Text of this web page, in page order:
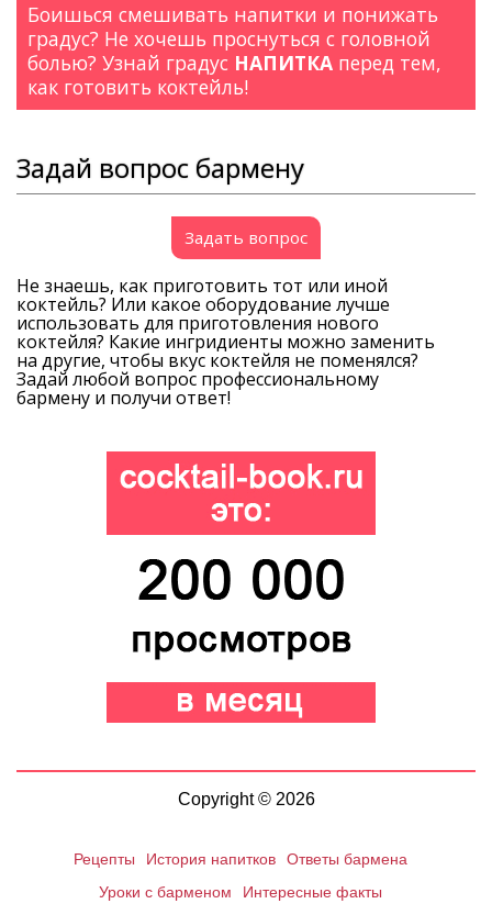
Боишься смешивать напитки и понижать
градус? Не хочешь проснуться с головной
болью? Узнай градус НАПИТКА перед тем,
как готовить коктейль!
Задай вопрос бармену
Задать вопрос
Не знаешь, как приготовить тот или иной
коктейль? Или какое оборудование лучше
использовать для приготовления нового
коктейля? Какие ингридиенты можно заменить
на другие, чтобы вкус коктейля не поменялся?
Задай любой вопрос профессиональному
бармену и получи ответ!
Copyright © 2026
Рецепты История напитков
Ответы бармена
Уроки с барменом
Интересные факты